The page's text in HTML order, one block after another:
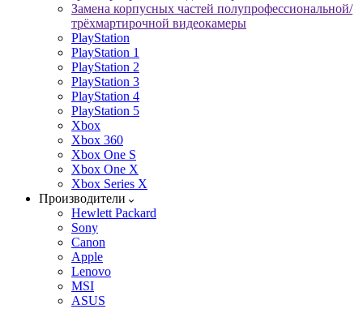
Замена корпусных частей полупрофессиональной/
трёхмартирочной видеокамеры
PlayStation
PlayStation 1
PlayStation 2
PlayStation 3
PlayStation 4
PlayStation 5
Xbox
Xbox 360
Xbox One S
Xbox One X
Xbox Series X
Производители
Hewlett Packard
Sony
Canon
Apple
Lenovo
MSI
ASUS